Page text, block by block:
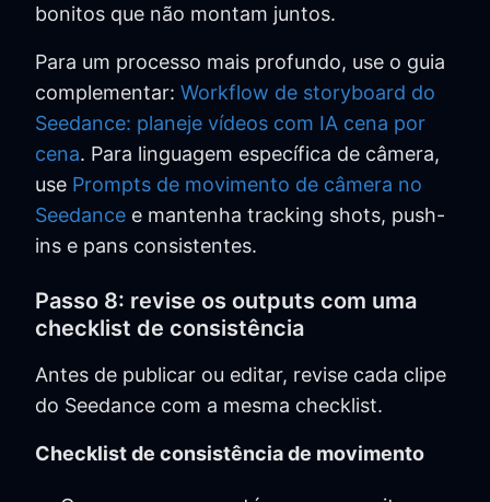
bonitos que não montam juntos.
Para um processo mais profundo, use o guia
complementar: Workflow de storyboard do
Seedance: planeje vídeos com IA cena por
cena. Para linguagem específica de câmera,
use Prompts de movimento de câmera no
Seedance e mantenha tracking shots, push-
ins e pans consistentes.
Passo 8: revise os outputs com uma
checklist de consistência
Antes de publicar ou editar, revise cada clipe
do Seedance com a mesma checklist.
Checklist de consistência de movimento